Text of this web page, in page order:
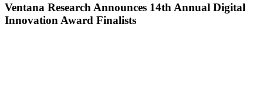
Ventana Research Announces 14th Annual Digital
Innovation Award Finalists